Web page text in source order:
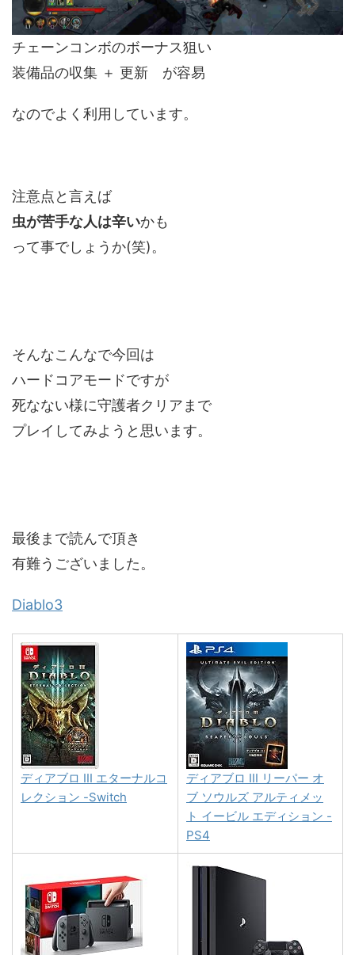
チェーンコンボのボーナス狙い
装備品の収集 ＋ 更新 が容易
なのでよく利用しています。
注意点と言えば
虫が苦手な人は辛いかも
って事でしょうか(笑)。
そんなこんなで今回は
ハードコアモードですが
死なない様に守護者クリアまで
プレイしてみようと思います。
最後まで読んで頂き
有難うございました。
Diablo3
ディアブロ III エターナルコ
レクション -Switch
ディアブロ III リーパー オ
ブ ソウルズ アルティメッ
ト イービル エディション -
PS4